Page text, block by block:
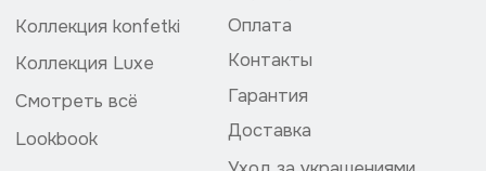
ИП Божедай Владислав Григорьевич
ОГРНИП 324774600113061